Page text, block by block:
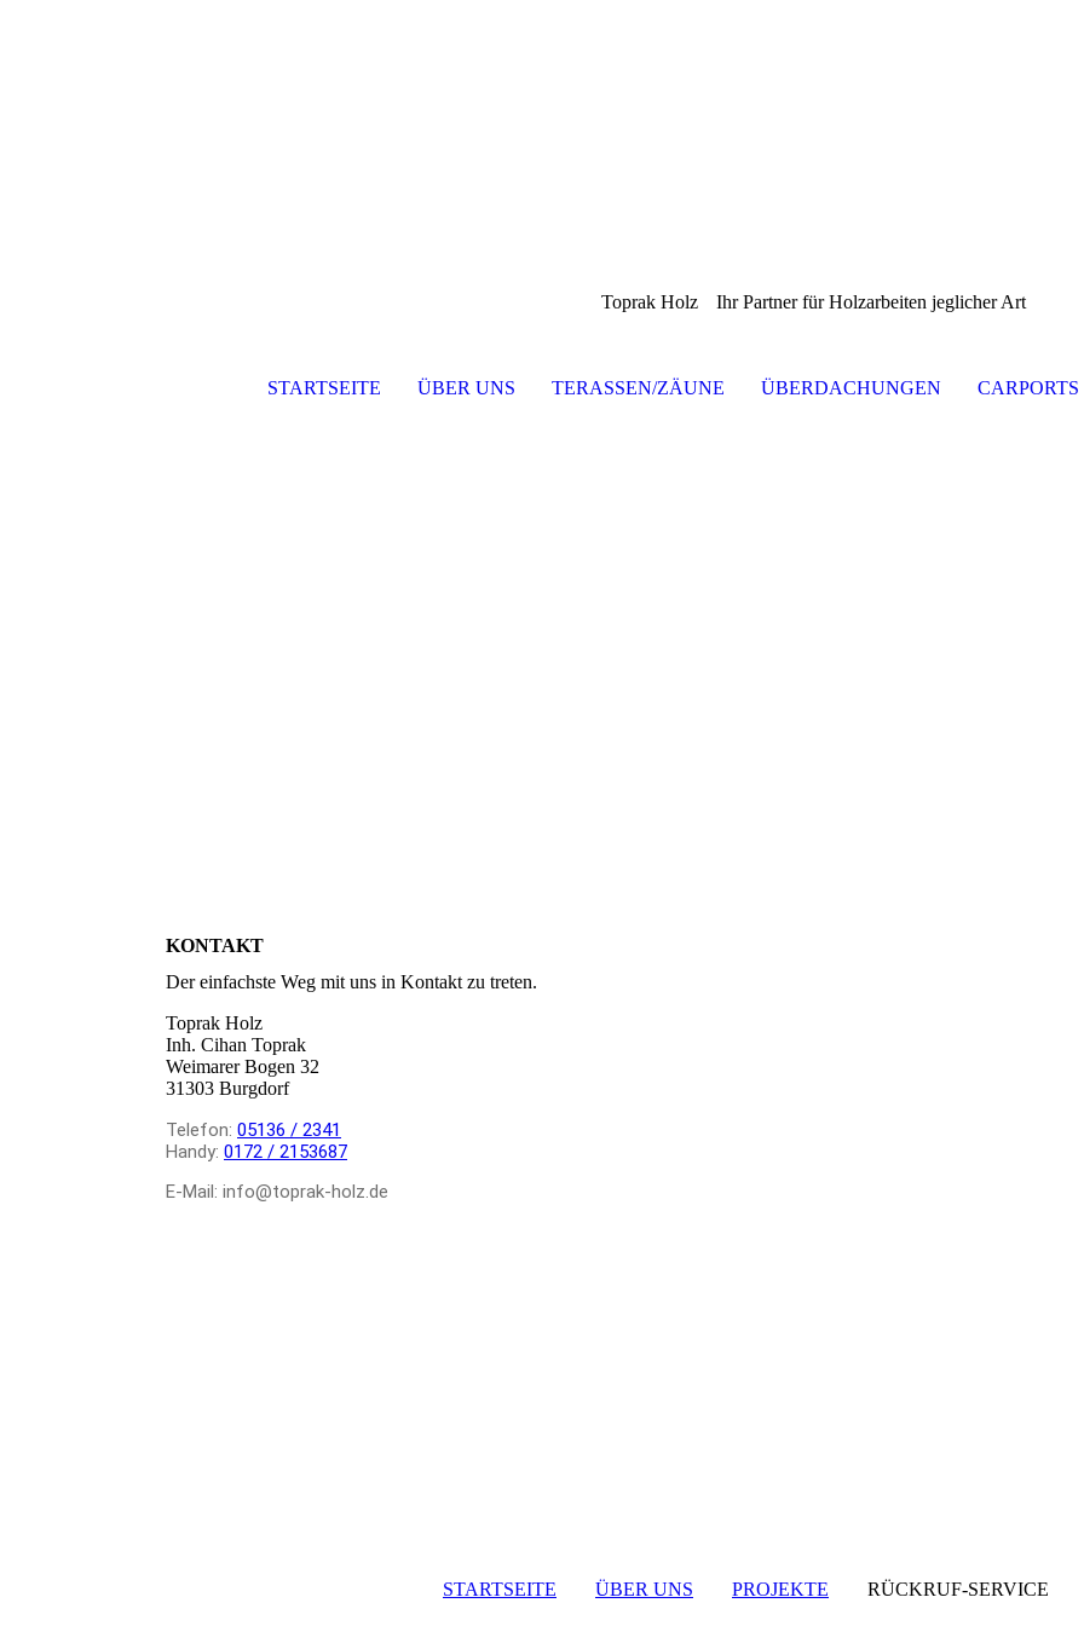
Toprak Holz Ihr Partner für Holzarbeiten jeglicher Art
STARTSEITE ÜBER UNS TERASSEN/ZÄUNE ÜBERDACHUNGEN CARPORTS
KONTAKT
Der einfachste Weg mit uns in Kontakt zu treten.
Toprak Holz
Inh. Cihan Toprak
Weimarer Bogen 32
31303 Burgdorf
Telefon: 05136 / 2341
Handy: 0172 / 2153687
E-Mail: info@toprak-holz.de
STARTSEITE ÜBER UNS PROJEKTE RÜCKRUF-SERVICE